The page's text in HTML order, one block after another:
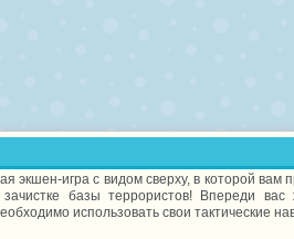
экшен-игра с видом сверху, в которой вам
базы террористов! Впереди
использовать свои тактические